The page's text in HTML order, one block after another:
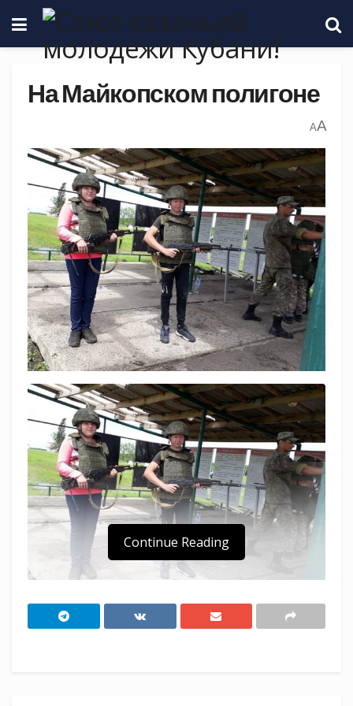
На Майкопском полигоне
AA
Continue Reading